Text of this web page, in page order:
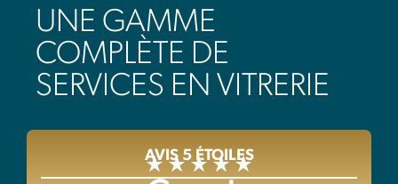
UNE GAMME
COMPLÈTE DE
SERVICES EN VITRERIE
AVIS 5 ÉTOILES